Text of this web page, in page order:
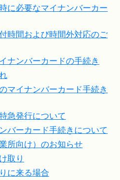
に必要なマイナンバーカー
時間および時間外対応のご
ナンバーカードの手続き
マイナンバーカード手続き
急発行について
バーカード手続きについて
所向け）のお知らせ
取り
に来る場合